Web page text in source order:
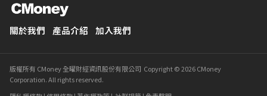
關於我們 產品介紹 加入我們
版權所有 CMoney 全曜財經資訊股份有限公司 Copyright © 2026 CMoney
Corporation. All rights reserved.